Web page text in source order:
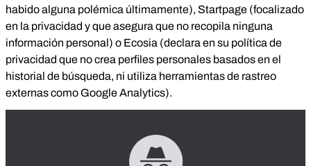
habido alguna polémica últimamente), Startpage (focalizado
en la privacidad y que asegura que no recopila ninguna
información personal) o Ecosia (declara en su política de
privacidad que no crea perfiles personales basados en el
historial de búsqueda, ni utiliza herramientas de rastreo
externas como Google Analytics).